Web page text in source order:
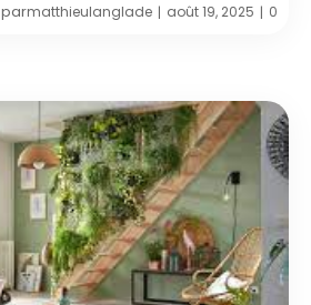
parmatthieulanglade | août 19, 2025 | 0